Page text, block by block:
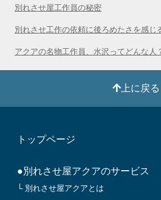
別れさせ屋工作員の秘密
別れさせ工作の依頼に後ろめたさを感じ
アクアの名物工作員、水沢ってどんな人
上に戻る
トップページ
●別れさせ屋アクアのサービス
└ 別れさせ屋アクアとは